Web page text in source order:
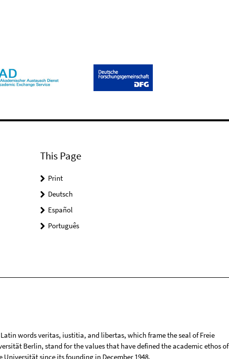
This Page
Print
Deutsch
Español
Português
words veritas, iustitia, and libertas, which frame the seal of Freie
Berlin, stand for the values that have defined the academic ethos of
Universität since its founding in December 1948.